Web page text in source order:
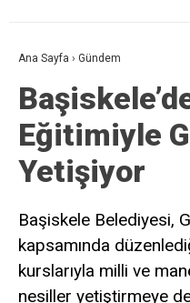
Ana Sayfa › Gündem
Eğitimiyle
Yetişiyor
Başiskele Belediyesi,
kapsamında
kurslarıyla milli ve
nesiller yetiştirmeye